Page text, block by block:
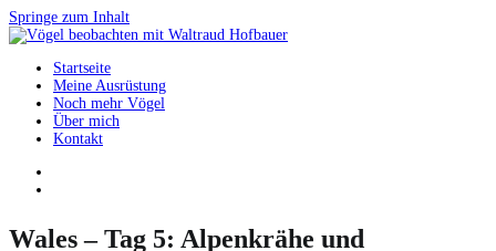
Springe zum Inhalt
Vögel beobachten mit Waltraud Hofbauer
Startseite
Meine Ausrüstung
Noch mehr Vögel
Über mich
Kontakt
Wales – Tag 5: Alpenkrähe und